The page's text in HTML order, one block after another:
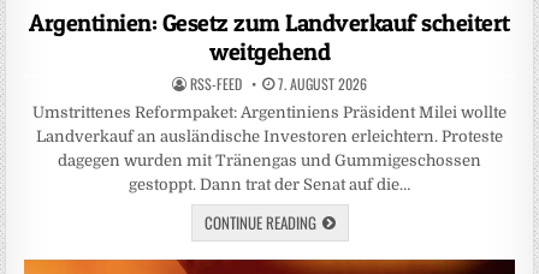
Argentinien: Gesetz zum Landverkauf scheitert
weitgehend
RSS-FEED 7. AUGUST 2026
Umstrittenes Reformpaket: Argentiniens Präsident Milei wollte
Landverkauf an ausländische Investoren erleichtern. Proteste
dagegen wurden mit Tränengas und Gummigeschossen
gestoppt. Dann trat der Senat auf die…
CONTINUE READING